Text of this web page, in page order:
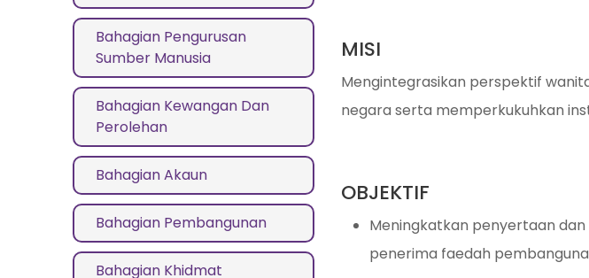
Bahagian Pengurusan
Sumber Manusia
Bahagian Kewangan Dan
Perolehan
Bahagian Akaun
Bahagian Pembangunan
Bahagian Khidmat
MISI
Mengintegrasikan perspektif
negara serta memperkukuhkan
OBJEKTIF
Meningkatkan penyertaan
penerima faedah